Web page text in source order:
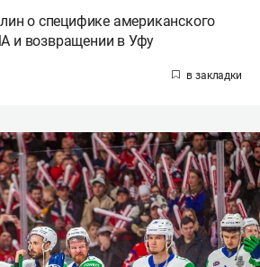
о специфике американского
и возвращении в Уфу